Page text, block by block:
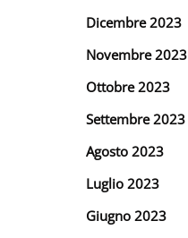
Dicembre 2023
Novembre 2023
Ottobre 2023
Settembre 2023
Agosto 2023
Luglio 2023
Giugno 2023